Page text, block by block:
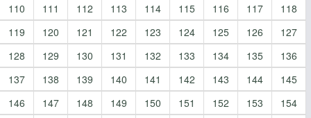
110
111 112 113 114 115 116 117
118
119
120 121 122 123 124 125 126
127
128
129 130 131 132 133 134 135
136
137
138 139 140 141 142 143 144
145
146
147 148 149 150 151 152 153
154